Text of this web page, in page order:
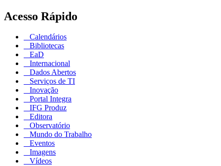
Acesso Rápido
Calendários
Bibliotecas
EaD
Internacional
Dados Abertos
Serviços de TI
Inovação
Portal Integra
IFG Produz
Editora
Observatório
Mundo do Trabalho
Eventos
Imagens
Vídeos